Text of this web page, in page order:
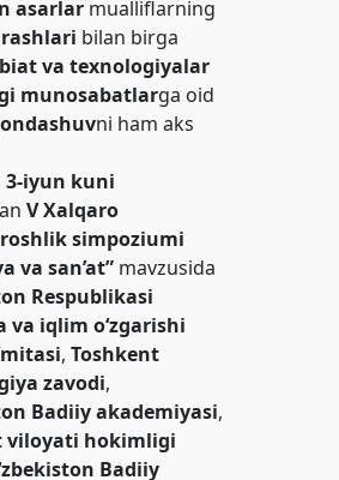
asarlar mualliflarning
bilan birga
va texnologiyalar
munosabatlarga oid
ni ham aks
3-iyun kuni
V Xalqaro
simpoziumi
va san’at” mavzusida
Respublikasi
va iqlim o‘zgarishi
,Toshkent
zavodi,
Badiiy akademiyasi,
viloyati hokimligi
Badiiy